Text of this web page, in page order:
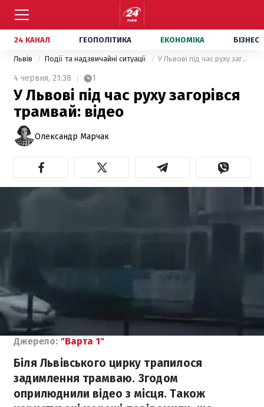
24 КАНАЛ ГЕОПОЛІТИКА ЕКОНОМІКА БІЗНЕС
Львів Події та надзвичайні ситуації У Львові під час руху загорівся трамвай: відео
4 червня, 21:38 1
У Львові під час руху загорівся
трамвай: відео
Олександр Марчак
Джерело: "Варта 1"
Біля Львівського цирку трапилося
задимлення трамваю. Згодом
оприлюднили відео з місця. Також